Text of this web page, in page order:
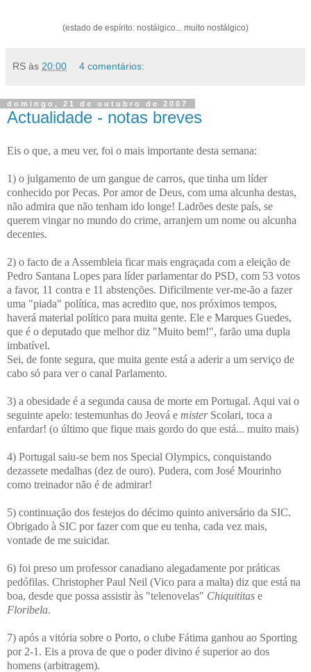
(estado de espírito: nostálgico... muito nostálgico)
RS às 20:00 4 comentários:
domingo, 21 de outubro de 2007
Actualidade - notas breves
Eis o que, a meu ver, foi o mais importante desta semana:
1) o julgamento de um gangue de carros, que tinha um líder
conhecido por Pecas. Por amor de Deus, com uma alcunha destas,
não admira que não tenham ido longe! Ladrões deste país, se
querem vingar no mundo do crime, arranjem um nome ou alcunha
decentes.
2) o facto de a Assembleia ficar mais engraçada com a eleição de
Pedro Santana Lopes para líder parlamentar do PSD, com 53 votos
a favor, 11 contra e 11 abstenções. Dificilmente ver-me-ão a fazer
uma "piada" política, mas acredito que, nos próximos tempos,
haverá material político para muita gente. Ele e Marques Guedes,
que é o deputado que melhor diz "Muito bem!", farão uma dupla
imbatível.
Sei, de fonte segura, que muita gente está a aderir a um serviço de
cabo só para ver o canal Parlamento.
3) a obesidade é a segunda causa de morte em Portugal. Aqui vai o
seguinte apelo: testemunhas do Jeová e misterScolari, toca a
enfardar! (o último que fique mais gordo do que está... muito mais)
4) Portugal saiu-se bem nos Special Olympics, conquistando
dezassete medalhas (dez de ouro). Pudera, com José Mourinho
como treinador não é de admirar!
5) continuação dos festejos do décimo quinto aniversário da SIC.
Obrigado à SIC por fazer com que eu tenha, cada vez mais,
vontade de me suicidar.
6) foi preso um professor canadiano alegadamente por práticas
pedófilas. Christopher Paul Neil (Vico para a malta) diz que está na
boa, desde que possa assistir às "telenovelas" Chiquititas e
Floribela.
7) após a vitória sobre o Porto, o clube Fátima ganhou ao Sporting
por 2-1. Eis a prova de que o poder divino é superior ao dos
homens (arbitragem).